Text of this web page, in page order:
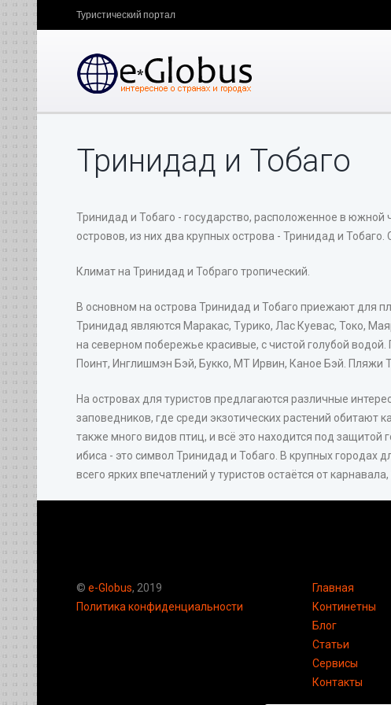
Туристический портал
Тринидад и Тобаго
Тринидад и Тобаго - государство, расположенное в южной
островов, из них два крупных острова - Тринидад и
Климат на Тринидад и Тобраго тропический.
В основном на острова Тринидад и Тобаго приежают для
Тринидад являются Маракас, Турико, Лас Куевас, Токо,
на северном побережье красивые, с чистой голубой
Поинт, Инглишмэн Бэй, Букко, МТ Ирвин, Каное Бэй. Пляжи
На островах для туристов предлагаются различные
заповедников, где среди экзотических растений обитают
также много видов птиц, и всё это находится под защитой
ибиса - это символ Тринидад и Тобаго. В крупных городах
всего ярких впечатлений у туристов остаётся от
© e-Globus, 2019
Политика конфиденциальности
Главная
Континетны
Блог
Статьи
Сервисы
Контакты